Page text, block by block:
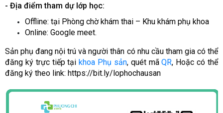
- Địa điểm tham dự lớp học:
Offline: tại Phòng chờ khám thai – Khu khám phụ khoa
Online: Google meet.
Sản phụ đang nội trú và người thân có nhu cầu tham gia có thể
đăng ký trực tiếp tạikhoa Phụ sản, quét mãQR, Hoặc có thể
đăng ký theo link: https://bit.ly/lophochausan